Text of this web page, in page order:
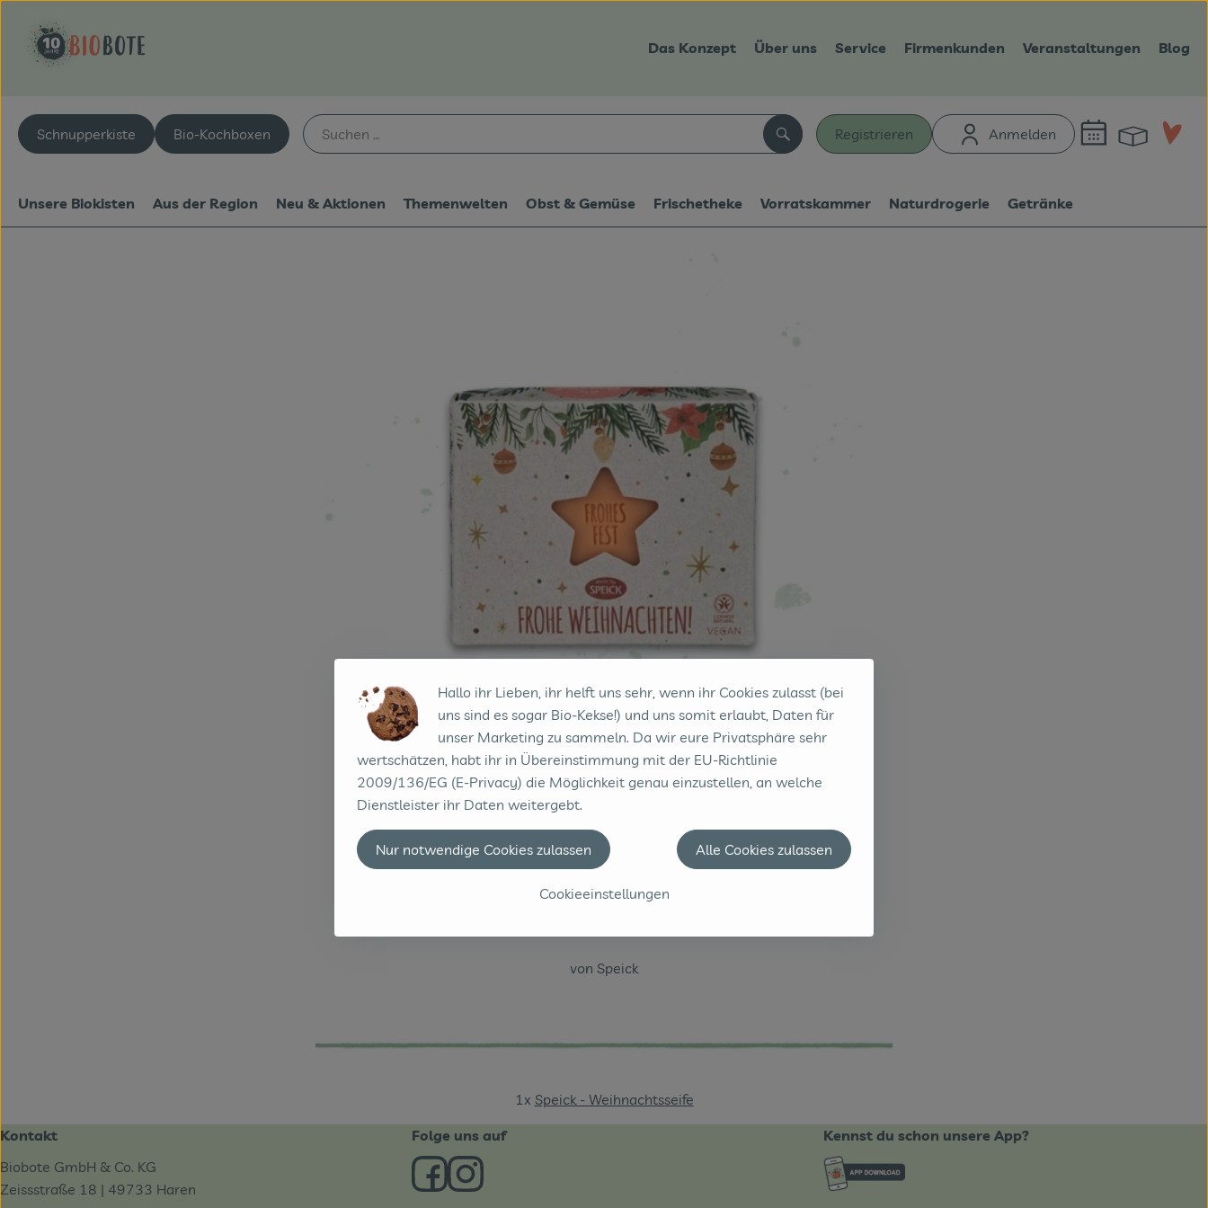
Das Konzept Über uns Service Firmenkunden Veranstaltungen Blog
Registrieren Anmelden
Suchen
Schnupperkiste Bio-Kochboxen
Unsere Biokisten Aus der Region Neu & Aktionen Themenwelten Obst & Gemüse Frischetheke Vorratskammer Naturdrogerie Getränke
Tür 11
1x Weihnachtsseife
von Speick
1x Speick - Weihnachtsseife
Kontakt
Biobote GmbH & Co. KG
Zeissstraße 18 | 49733 Haren
Folge uns auf
Externer Link zu https://www.facebook.com/derBiobote/
Externer Link zu https://www.instagram.com/biobote_de/
Kennst du schon unsere App?
Externer Link zu https://www.biobote-
Hallo ihr Lieben, ihr helft uns sehr, wenn ihr Cookies zulasst (bei
uns sind es sogar Bio-Kekse!) und uns somit erlaubt, Daten für
unser Marketing zu sammeln. Da wir eure Privatsphäre sehr
wertschätzen, habt ihr in Übereinstimmung mit der EU-Richtlinie
2009/136/EG (E-Privacy) die Möglichkeit genau einzustellen, an welche
Dienstleister ihr Daten weitergebt.
Cookieeinstellungen
Nur notwendige Cookies zulassen Alle Cookies zulassen